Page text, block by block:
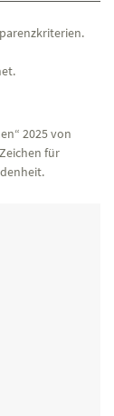
2025 von
Zeichen für